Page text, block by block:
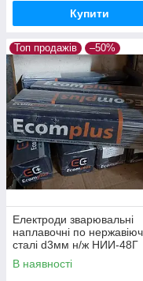
Купити
Топ продажів –50%
Електроди зварювальні
наплавочні по
сталі d3мм н/ж НИИ-48Г
Ecomplus упаковка 5кг
В наявності